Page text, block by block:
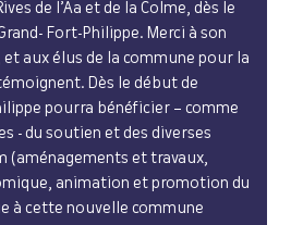
de l’Aa et de la Colme, dès le
Fort-Philippe. Merci à son
aux élus de la commune pour la
Dès le début de
pourra bénéficier – comme
- du soutien et des diverses
(aménagements et travaux,
animation et promotion du
à cette nouvelle commune